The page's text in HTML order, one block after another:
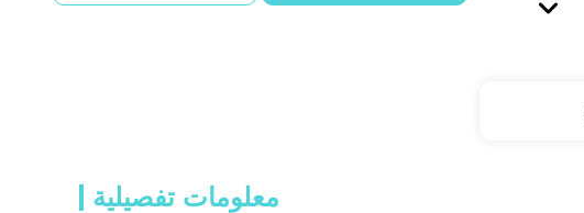
معلومات تفصيلية